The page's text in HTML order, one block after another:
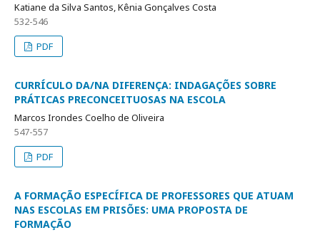
Katiane da Silva Santos, Kênia Gonçalves Costa
532-546
PDF
CURRÍCULO DA/NA DIFERENÇA: INDAGAÇÕES SOBRE
PRÁTICAS PRECONCEITUOSAS NA ESCOLA
Marcos Irondes Coelho de Oliveira
547-557
PDF
A FORMAÇÃO ESPECÍFICA DE PROFESSORES QUE ATUAM
NAS ESCOLAS EM PRISÕES: UMA PROPOSTA DE
FORMAÇÃO